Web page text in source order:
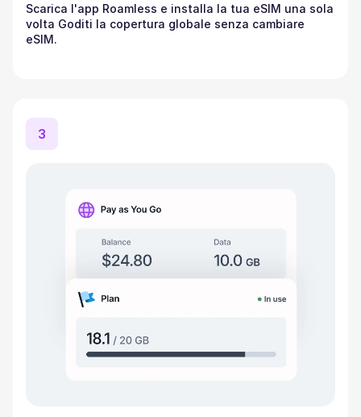
Scarica l'app Roamless e installa la tua eSIM una sola
volta Goditi la copertura globale senza cambiare
eSIM.
3